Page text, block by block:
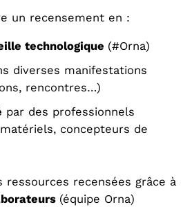
un recensement en :
technologique (#Orna)
diverses manifestations
rencontres…)
par des professionnels
concepteurs de
ressources recensées grâce à
(équipe Orna)